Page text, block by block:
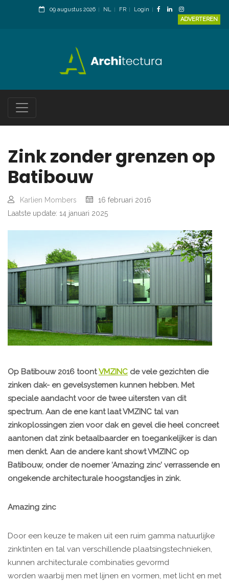
09 augustus 2026 NL FR
Login
ADVERTEREN
Zink zonder grenzen op
Batibouw
Karlien Mombers
16 februari 2016
Laatste update: 14 januari 2025
Op Batibouw 2016 toontVMZINC de vele gezichten die
zinken dak- en gevelsystemen kunnen hebben. Met
speciale aandacht voor de twee uitersten van dit
spectrum. Aan de ene kant laat VMZINC tal van
zinkoplossingen zien voor dak en gevel die heel concreet
aantonen dat zink betaalbaarder en toegankelijker is dan
men denkt. Aan de andere kant showt VMZINC op
Batibouw, onder de noemer ‘Amazing zinc’ verrassende en
ongekende architecturale hoogstandjes in zink.
Amazing zinc
Door een keuze te maken uit een ruim gamma natuurlijke
zinktinten en tal van verschillende plaatsingstechnieken,
kunnen architecturale combinaties gevormd
worden waarbij men met lijnen en vormen, met licht en met